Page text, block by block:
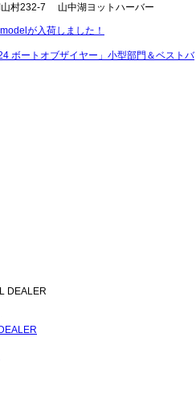
村232-7 山中湖ヨットハーバー
が入荷しました！
ボートオブザイヤー」小型部門＆ベストバ
DEALER